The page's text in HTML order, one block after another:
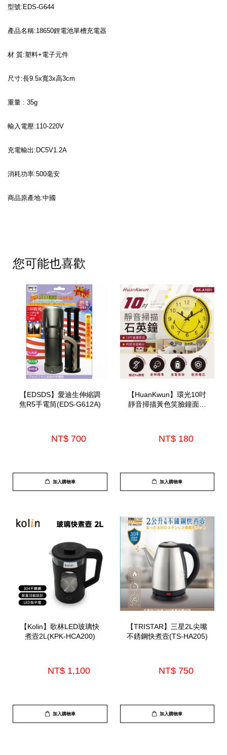
型號:EDS-G644
產品名稱:18650鋰電池單槽充電器
材 質:塑料+電子元件
尺寸:長9.5x寬3x高3cm
重量 : 35g
輸入電壓:110-220V
充電輸出:DC5V1.2A
消耗功率:500毫安
商品原產地:中國
您可能也喜歡
【EDSDS】愛迪生伸縮調
焦R5手電筒(EDS-G612A)
NT$ 700
加入購物車
【HuanKwun】環光10吋
靜音掃描黃色笑臉鐘面石
NT$ 180
加入購物車
【Kolin】歌林LED玻璃快
煮壼2L(KPK-HCA200)
NT$ 1,100
加入購物車
【TRISTAR】三星2L尖嘴
不銹鋼快煮壼(TS-HA205)
NT$ 750
加入購物車